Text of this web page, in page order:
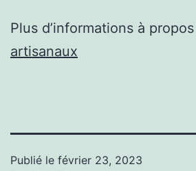
Plus d’informations à
artisanaux
Publié le février 23, 2023